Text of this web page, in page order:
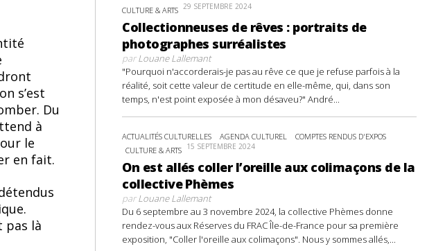
s’est
Du
à
le
en fait.
pas là
CULTURE & ARTS 29 SEPTEMBRE 2024
Collectionneuses de rêves : portraits de
photographes surréalistes
parLouane Lallemant
"Pourquoi n'accorderais-je pas au rêve ce que je refuse parfois à la
réalité, soit cette valeur de certitude en elle-même, qui, dans son
temps, n'est point exposée à mon désaveu?" André...
ACTUALITÉS CULTURELLES AGENDA CULTUREL
COMPTES RENDUS D'EXPOS
CULTURE & ARTS 15 SEPTEMBRE 2024
On est allés coller l’oreille aux colimaçons de la
collective Phèmes
parLouane Lallemant
Du 6 septembre au 3 novembre 2024, la collective Phèmes donne
rendez-vous aux Réserves du FRAC Île-de-France pour sa première
exposition, "Coller l'oreille aux colimaçons". Nous y sommes allés,...